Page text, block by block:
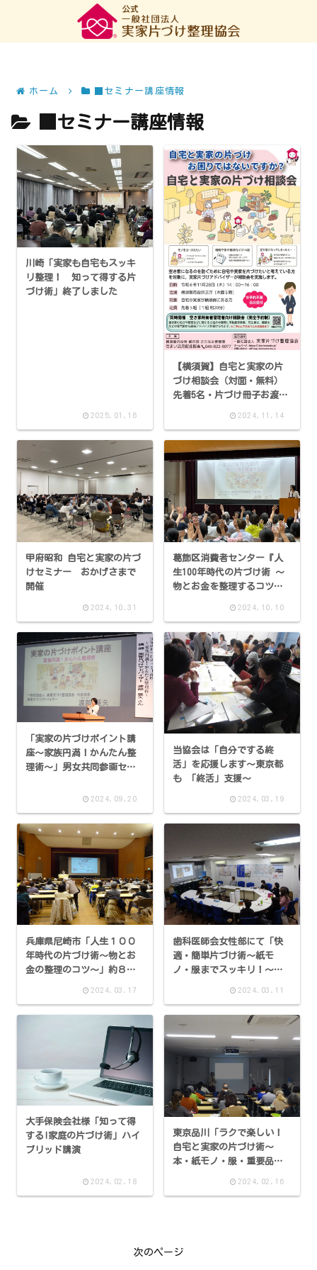
ホーム ■セミナー講座情報
■セミナー講座情報
川崎「実家も自宅もスッキ
リ整理！ 知って得する片
づけ術」終了しました
2025.01.16
【横須賀】自宅と実家の片
づけ相談会（対面・無料）
先着5名・片づけ冊子お渡し
2024.11.14
甲府昭和 自宅と実家の片づ
けセミナー おかげさまで
開催
2024.10.31
葛飾区消費者センター『人
生100年時代の片づけ術 ～
物とお金を整理するコツ
2024.10.10
「実家の片づけポイント講
座～家族円満！かんたん整
理術～」男女共同参画セミ
2024.09.20
当協会は「自分でする終
活」を応援します～東京都
も 「終活」支援～
2024.03.19
兵庫県尼崎市「人生１００
年時代の片づけ術～物とお
金の整理のコツ～」約８０
2024.03.17
歯科医師会女性部にて「快
適・簡単片づけ術～紙モ
ノ・服までスッキリ！～」
2024.03.11
大手保険会社様「知って得
する!家庭の片づけ術」ハイ
ブリッド講演
2024.02.18
東京品川「ラクで楽しい！
自宅と実家の片づけ術～
本・紙モノ・服・重要品ま
2024.02.16
次のページ